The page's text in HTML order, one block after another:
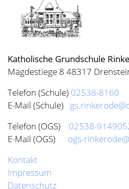
Katholische Grundschule
Mägdestiege 8 48317
Telefon (Schule) 02538-8160
E-Mail (Schule)
Telefon (OGS) 02538-
E-Mail (OGS) ogs-
Kontakt
Impressum
Datenschutz